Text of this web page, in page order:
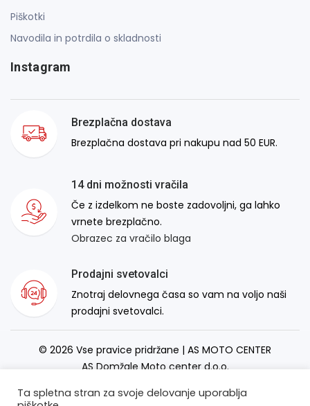
Piškotki
Navodila in potrdila o skladnosti
Instagram
Brezplačna dostava
Brezplačna dostava pri nakupu nad 50 EUR.
14 dni možnosti vračila
Če z izdelkom ne boste zadovoljni, ga lahko
vrnete brezplačno.
Obrazec za vračilo blaga
Prodajni svetovalci
Znotraj delovnega časa so vam na voljo naši
prodajni svetovalci.
© 2026 Vse pravice pridržane | AS MOTO CENTER
AS Domžale Moto center d.o.o.
Ta spletna stran za svoje delovanje uporablja